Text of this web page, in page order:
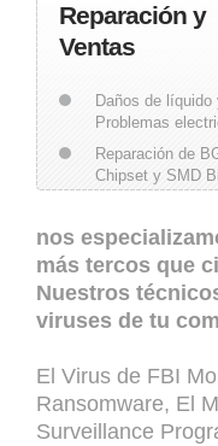
Reparación y
Ventas
Daños de líquido
Problemas
Reparación de
Chipset y SMD
nos
más tercos que
Nuestros
viruses de tu
El Virus de FBI
Ransomware, El
Surveillance